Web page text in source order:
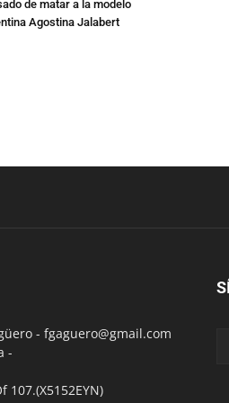
de matar a la modelo
Agostina Jalabert
- fgaguero@gmail.com
-
107.(X5152EYN)